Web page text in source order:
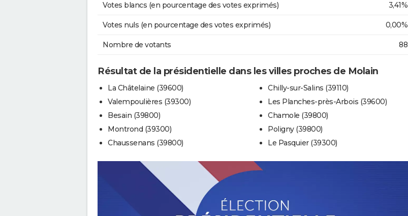
Votes blancs (en pourcentage des votes exprimés) 3,41%
Votes nuls (en pourcentage des votes exprimés) 0,00%
Nombre de votants 88
Résultat de la présidentielle dans les villes proches de Molain
La Châtelaine (39600)
Valempoulières (39300)
Besain (39800)
Montrond (39300)
Chaussenans (39800)
Chilly-sur-Salins (39110)
Les Planches-près-Arbois (39600)
Chamole (39800)
Poligny (39800)
Le Pasquier (39300)